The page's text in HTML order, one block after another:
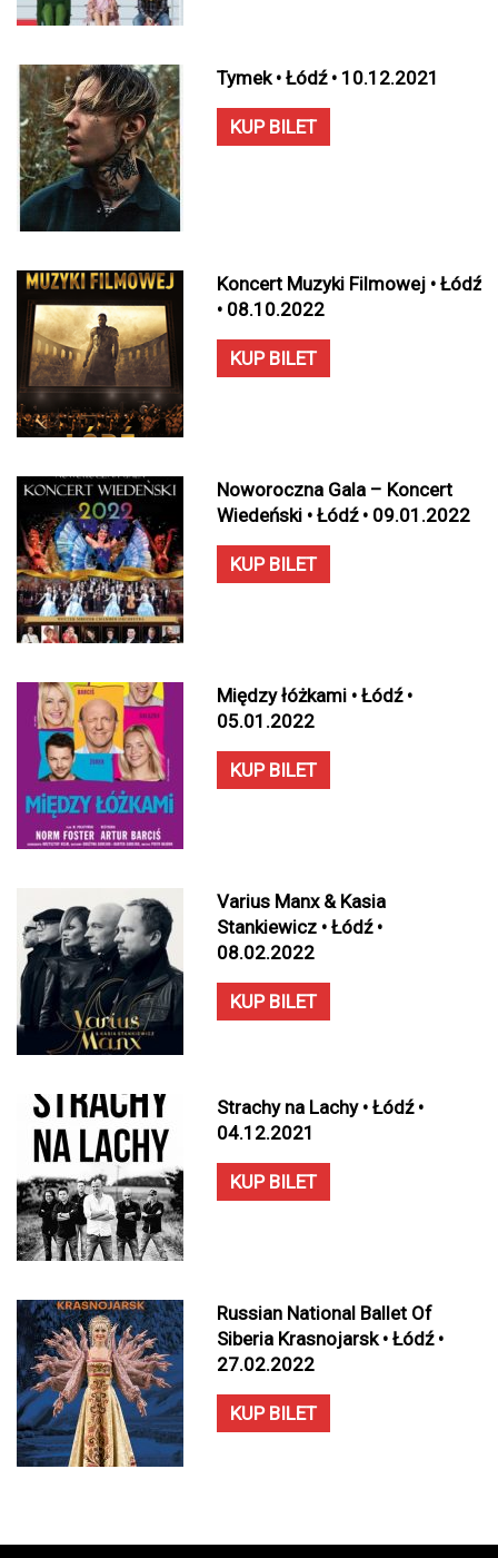
Tymek • Łódź • 10.12.2021
KUP BILET
Koncert Muzyki Filmowej • Łódź
• 08.10.2022
KUP BILET
Noworoczna Gala – Koncert
Wiedeński • Łódź • 09.01.2022
KUP BILET
Między łóżkami • Łódź •
05.01.2022
KUP BILET
Varius Manx & Kasia
Stankiewicz • Łódź •
08.02.2022
KUP BILET
Strachy na Lachy • Łódź •
04.12.2021
KUP BILET
Russian National Ballet Of
Siberia Krasnojarsk • Łódź •
27.02.2022
KUP BILET